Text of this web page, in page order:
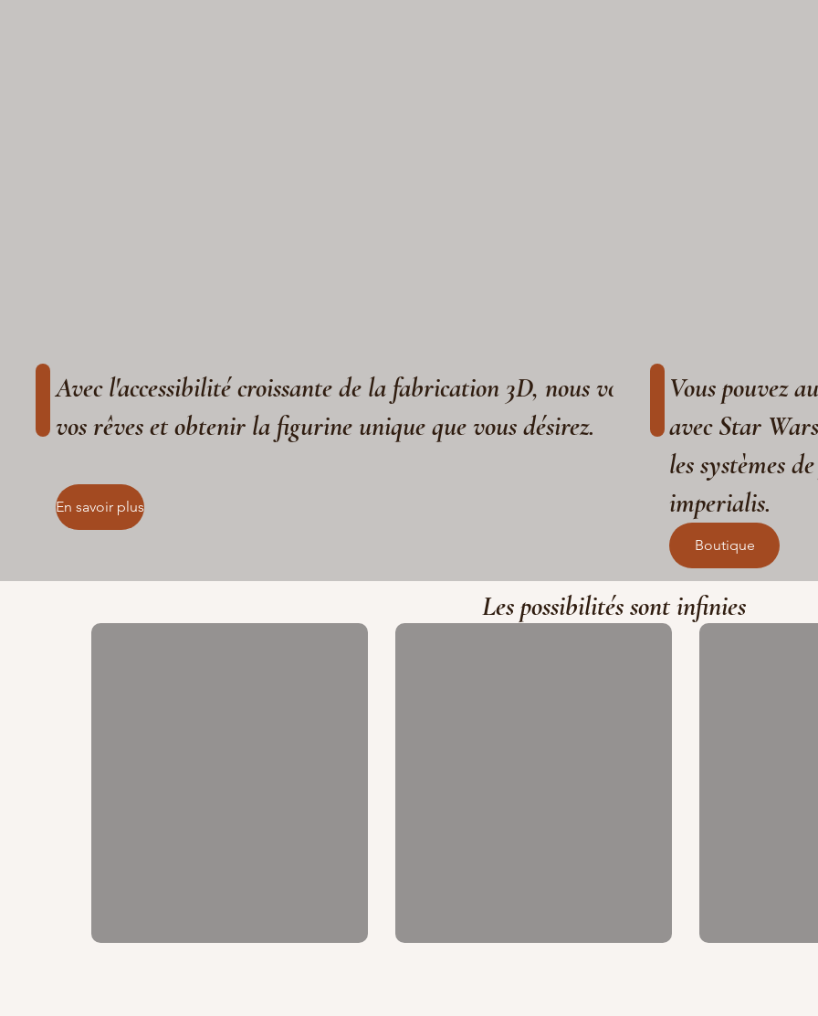
Avec l'accessibilité croissante de la fabrication 3D, nous vous aidons à réaliser
vos rêves et obtenir la figurine unique que vous désirez.
En savoir plus
Vous pouvez
avec Star
les systèmes
imperialis.
Boutique
Les possibilités sont infinies